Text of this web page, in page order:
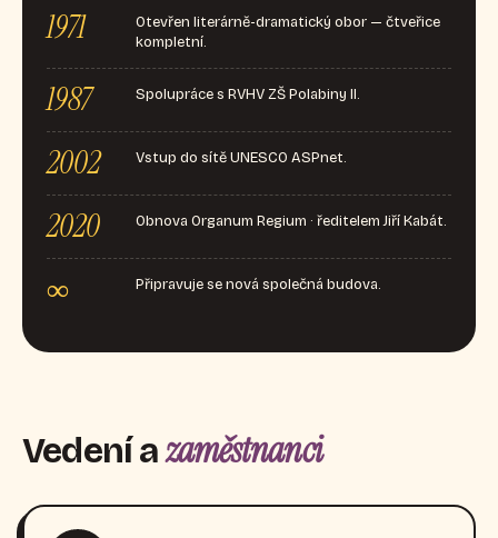
1971
Otevřen literárně-dramatický obor — čtveřice
kompletní.
1987 Spolupráce s RVHV ZŠ Polabiny II.
2002 Vstup do sítě UNESCO ASPnet.
2020 Obnova Organum Regium · ředitelem Jiří Kabát.
∞ Připravuje se nová společná budova.
Vedení azaměstnanci